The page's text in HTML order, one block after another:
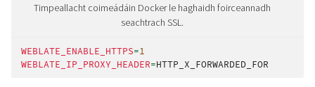
Timpeallacht coimeádáin Docker le haghaidh foirceannadh
seachtrach SSL.
WEBLATE_ENABLE_HTTPS=1
WEBLATE_IP_PROXY_HEADER=